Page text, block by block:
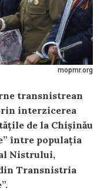
mopmr.org
transnistrean
interzicerea
de la Chișinău
între populația
Nistrului,
Transnistria